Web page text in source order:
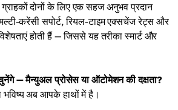
दोनों के लिए एक सहज अनुभव प्रदान
करेंसी सपोर्ट, रियल-टाइम एक्सचेंज रेट्स और
होती हैं — जिससे यह तरीका स्मार्ट और
— मैन्युअल प्रोसेस या ऑटोमेशन की दक्षता?
अब आपके हाथों में है।